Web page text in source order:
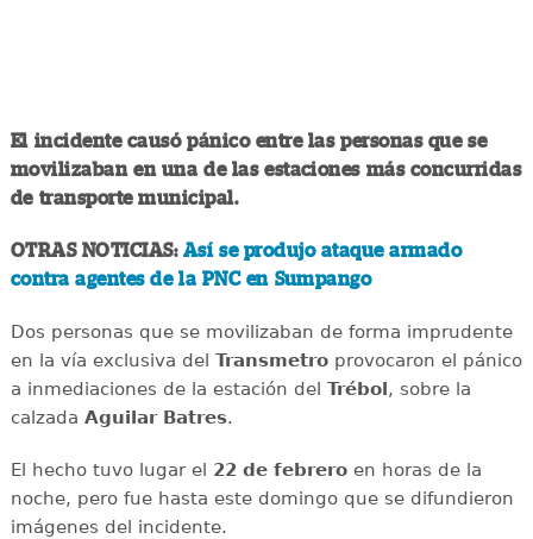
El incidente causó pánico entre las personas que se
movilizaban en una de las estaciones más concurridas
de transporte municipal.
OTRAS NOTICIAS: Así se produjo ataque armado
contra agentes de la PNC en Sumpango
Dos personas que se movilizaban de forma imprudente
en la vía exclusiva del Transmetroprovocaron el pánico
a inmediaciones de la estación del Trébol, sobre la
calzada Aguilar Batres.
El hecho tuvo lugar el 22 de febreroen horas de la
noche, pero fue hasta este domingo que se difundieron
imágenes del incidente.